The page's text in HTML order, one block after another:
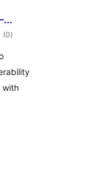
(0एकूण
मूल्यांकन
)
with